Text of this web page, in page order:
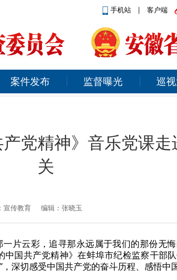
手机站 | 客户端
案件发布 监督曝光 巡
党精神》音乐党课
关
传教育 编辑：张晓玉
片云彩，追寻那永远属于我们的那份无
国共产党精神》在蚌埠市纪检监察干部
深切感受中国共产党的奋斗历程、感悟中